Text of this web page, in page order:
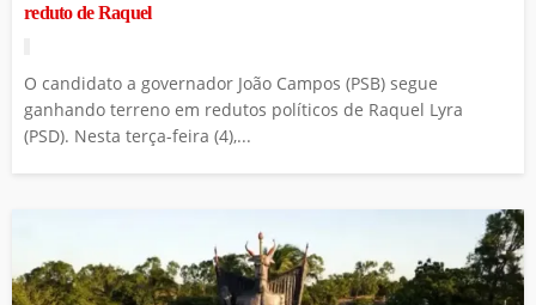
reduto de Raquel
O candidato a governador João Campos (PSB) segue
ganhando terreno em redutos políticos de Raquel Lyra
(PSD). Nesta terça-feira (4),...